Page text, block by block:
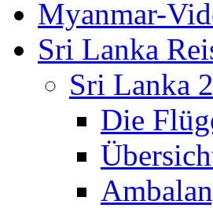
Myanmar-
Sri Lanka
Sri Lanka
Die